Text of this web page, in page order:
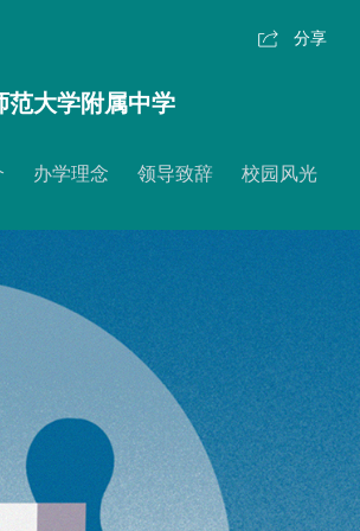
分享
范大学附属中学
办学理念 领导致辞 校园风光